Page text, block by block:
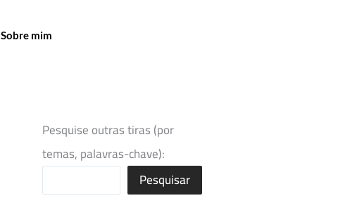
Sobre mim
Pesquise outras tiras (por
temas, palavras-chave):
Pesquisar